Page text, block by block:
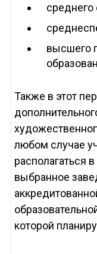
среднего
высшего
Также в этот
любом случае
располагаться
выбранное
которой